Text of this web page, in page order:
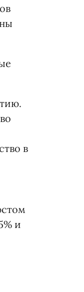
в
и